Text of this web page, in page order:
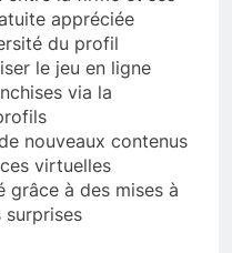
appréciée
du profil
le jeu en ligne
via la
nouveaux contenus
virtuelles
grâce à des mises à
surprises